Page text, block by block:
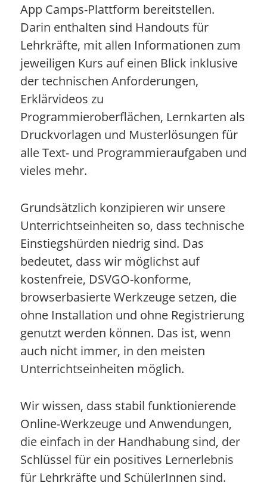
App Camps-Plattform bereitstellen.
Darin enthalten sind Handouts für
Lehrkräfte, mit allen Informationen zum
jeweiligen Kurs auf einen Blick inklusive
der technischen Anforderungen,
Erklärvideos zu
Programmieroberflächen, Lernkarten als
Druckvorlagen und Musterlösungen für
alle Text- und Programmieraufgaben und
vieles mehr.
Grundsätzlich konzipieren wir unsere
Unterrichtseinheiten so, dass technische
Einstiegshürden niedrig sind. Das
bedeutet, dass wir möglichst auf
kostenfreie, DSVGO-konforme,
browserbasierte Werkzeuge setzen, die
ohne Installation und ohne Registrierung
genutzt werden können. Das ist, wenn
auch nicht immer, in den meisten
Unterrichtseinheiten möglich.
Wir wissen, dass stabil funktionierende
Online-Werkzeuge und Anwendungen,
die einfach in der Handhabung sind, der
Schlüssel für ein positives Lernerlebnis
für Lehrkräfte und SchülerInnen sind.